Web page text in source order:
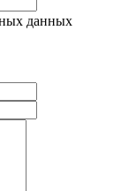
данных